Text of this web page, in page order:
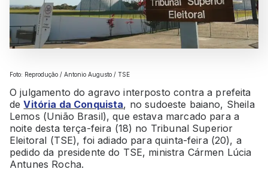
Foto: Reprodução / Antonio Augusto / TSE
O julgamento do agravo interposto contra a prefeita
deVitória da Conquista, no sudoeste baiano, Sheila
Lemos (União Brasil), que estava marcado para a
noite desta terça-feira (18) no Tribunal Superior
Eleitoral (TSE), foi adiado para quinta-feira (20), a
pedido da presidente do TSE, ministra Cármen Lúcia
Antunes Rocha.